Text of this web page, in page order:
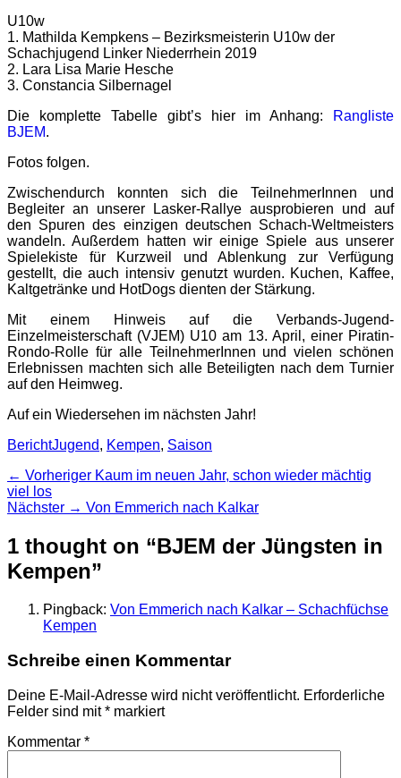
U10w
1. Mathilda Kempkens – Bezirksmeisterin U10w der
Schachjugend Linker Niederrhein 2019
2. Lara Lisa Marie Hesche
3. Constancia Silbernagel
Die komplette Tabelle gibt’s hier im Anhang:
Rangliste
BJEM.
Fotos folgen.
Zwischendurch konnten sich die TeilnehmerInnen und
Begleiter an unserer Lasker-Rallye ausprobieren und auf
den Spuren des einzigen deutschen Schach-Weltmeisters
wandeln. Außerdem hatten wir einige Spiele aus unserer
Spielekiste für Kurzweil und Ablenkung zur Verfügung
gestellt, die auch intensiv genutzt wurden. Kuchen, Kaffee,
Kaltgetränke und HotDogs dienten der Stärkung.
Mit einem Hinweis auf die Verbands-Jugend-
Einzelmeisterschaft (VJEM) U10 am 13. April, einer Piratin-
Rondo-Rolle für alle TeilnehmerInnen und vielen schönen
Erlebnissen machten sich alle Beteiligten nach dem Turnier
auf den Heimweg.
Auf ein Wiedersehen im nächsten Jahr!
Kategorien
BerichtSchlagworte
Jugend, Kempen, Saison
Beitragsnavigation
← Vorheriger Vorheriger
Kaum im neuen Jahr, schon wieder mächtig
viel los
Nächster → Nächster
Von Emmerich nach Kalkar
1 thought on “BJEM der Jüngsten in
Kempen”
Pingback: Von Emmerich nach Kalkar – Schachfüchse
Kempen
Schreibe einen Kommentar
Deine E-Mail-Adresse wird nicht veröffentlicht. Erforderliche
Felder sind mit* markiert
Kommentar *